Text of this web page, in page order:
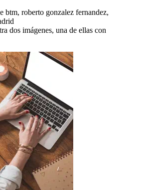
dos imágenes, una de ellas con